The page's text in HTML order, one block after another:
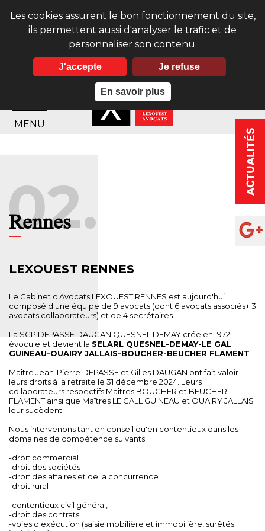
Les cookies assurent le bon fonctionnement du site,
ils permettent aussi d'analyser le trafic et de
personnaliser son contenu.
J'accepte Je refuse
En savoir plus
MENU
Rennes
02.
LEXOUEST RENNES
Le Cabinet d'Avocats LEXOUEST RENNES est aujourd'hui
composé d'une équipe de 9 avocats (dont 6 avocats associés+ 3
avocats collaborateurs) et de 4 secrétaires.
La SCP DEPASSE DAUGAN QUESNEL DEMAY crée en 1972
évocule et devient la SELARL QUESNEL-DEMAY-LE GAL
GUINEAU-OUAIRY JALLAIS-BOUCHER-BEUCHER FLAMENT
Maître Jean-Pierre DEPASSE et Gilles DAUGAN ont fait valoir
leurs droits à la retraite le 31 décembre 2024. Leurs
collaborateurs respectifs Maîtres BOUCHER et BEUCHER
FLAMENT ainsi que Maîtres LE GALL GUINEAU et OUAIRY JALLAIS
leur sucèdent.
Nous intervenons tant en conseil qu'en contentieux dans les
domaines de compétence suivants:
-droit commercial
-droit des sociétés
-droit des affaires et de la concurrence
-droit rural
-contentieux civil général,
-droit des contrats
-voies d'exécution (saisie mobilière et immobilière, surêtés